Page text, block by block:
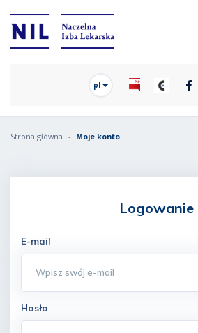
pl
Strona główna Moje konto
Logowanie
E-mail
Hasło